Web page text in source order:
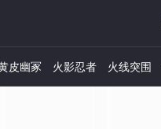
皮幽冢 火影忍者 火线突围